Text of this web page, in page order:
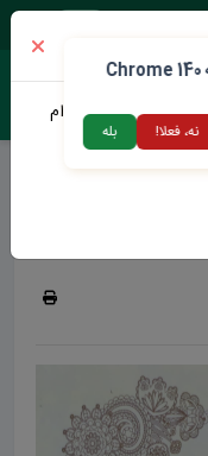
طریق لینک زیر اقدام
لطفاً مرورگر خود را به آخرین نسخه Chrome 140
نه، فعلا! بله